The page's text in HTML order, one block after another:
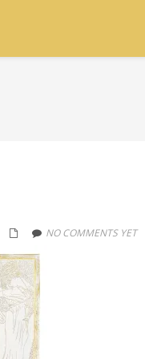
NO COMMENTS YET